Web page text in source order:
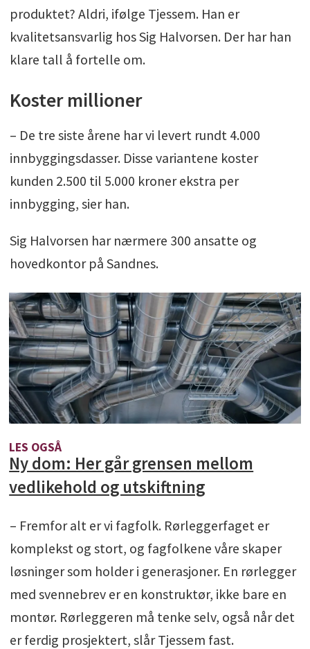
produktet? Aldri, ifølge Tjessem. Han er
kvalitetsansvarlig hos Sig Halvorsen. Der har han
klare tall å fortelle om.
Koster millioner
– De tre siste årene har vi levert rundt 4.000
innbyggingsdasser. Disse variantene koster
kunden 2.500 til 5.000 kroner ekstra per
innbygging, sier han.
Sig Halvorsen har nærmere 300 ansatte og
hovedkontor på Sandnes.
LES OGSÅ
Ny dom: Her går grensen mellom
vedlikehold og utskiftning
– Fremfor alt er vi fagfolk. Rørleggerfaget er
komplekst og stort, og fagfolkene våre skaper
løsninger som holder i generasjoner. En rørlegger
med svennebrev er en konstruktør, ikke bare en
montør. Rørleggeren må tenke selv, også når det
er ferdig prosjektert, slår Tjessem fast.